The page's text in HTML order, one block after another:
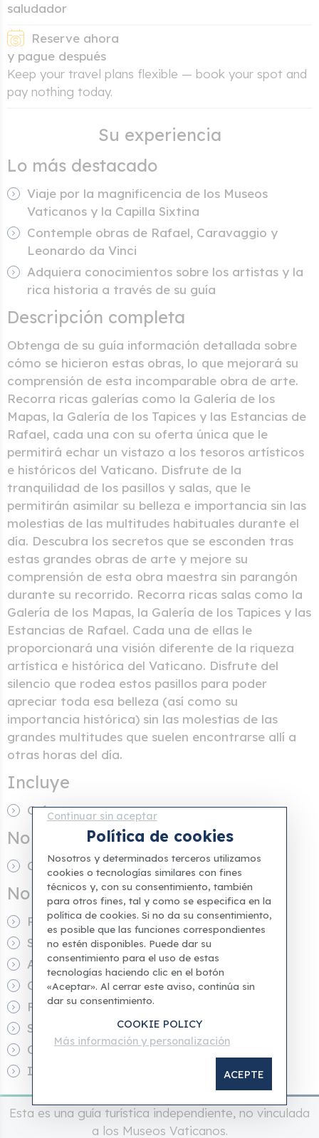
saludador
Reserve ahora
y pague después
Keep your travel plans flexible — book your spot and
pay nothing today.
Su experiencia
Lo más destacado
Viaje por la magnificencia de los Museos
Vaticanos y la Capilla Sixtina
Contemple obras de Rafael, Caravaggio y
Leonardo da Vinci
Adquiera conocimientos sobre los artistas y la
rica historia a través de su guía
Descripción completa
Obtenga de su guía información detallada sobre
cómo se hicieron estas obras, lo que mejorará su
comprensión de esta incomparable obra de arte.
Recorra ricas galerías como la Galería de los
Mapas, la Galería de los Tapices y las Estancias de
Rafael, cada una con su oferta única que le
permitirá echar un vistazo a los tesoros artísticos
e históricos del Vaticano. Disfrute de la
tranquilidad de los pasillos y salas, que le
permitirán asimilar su belleza e importancia sin las
molestias de las multitudes habituales durante el
día. Descubra los secretos que se esconden tras
estas grandes obras de arte y mejore su
comprensión de esta obra maestra sin parangón
durante su recorrido. Recorra ricas salas como la
Galería de los Mapas, la Galería de los Tapices y las
Estancias de Rafael. Cada una de ellas le
proporcionará una visión diferente de la riqueza
artística e histórica del Vaticano. Disfrute del
silencio que rodea estos pasillos para poder
apreciar toda esa belleza (así como su
importancia histórica) sin las molestias de las
grandes multitudes que suelen encontrarse allí a
otras horas del día.
Incluye
Guía
No incluye
Comida
No permitida
Pantalones cortos
Sombreros
Armas u objetos punzantes
Cámaras
Faldas cortas
Scooters de movilidad
Camisas sin mangas
Intoxicación
Esta es una guía turística independiente, no vinculada
a los Museos Vaticanos.
Continuar sin aceptar
Política de cookies
Nosotros y determinados terceros utilizamos
cookies o tecnologías similares con fines
técnicos y, con su consentimiento, también
para otros fines, tal y como se especifica en la
política de cookies. Si no da su consentimiento,
es posible que las funciones correspondientes
no estén disponibles. Puede dar su
consentimiento para el uso de estas
tecnologías haciendo clic en el botón
«Aceptar». Al cerrar este aviso, continúa sin
dar su consentimiento.
COOKIE POLICY
Más información y personalización
ACEPTE